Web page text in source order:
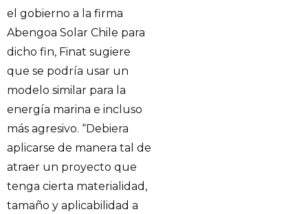
el gobierno a la firma
Abengoa Solar Chile para
dicho fin, Finat sugiere
que se podría usar un
modelo similar para la
energía marina e incluso
más agresivo. “Debiera
aplicarse de manera tal de
atraer un proyecto que
tenga cierta materialidad,
tamaño y aplicabilidad a